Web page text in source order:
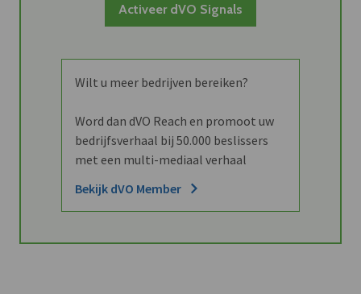
Activeer dVO Signals
Wilt u meer bedrijven bereiken?
Word dan dVO Reach en promoot uw
bedrijfsverhaal bij 50.000 beslissers
met een multi-mediaal verhaal
Bekijk dVO Member